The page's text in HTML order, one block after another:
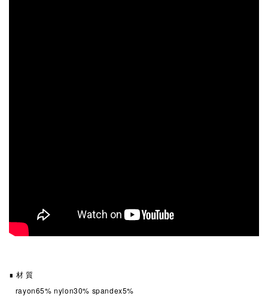
∎ 材 質
rayon65% nylon30% spandex5%